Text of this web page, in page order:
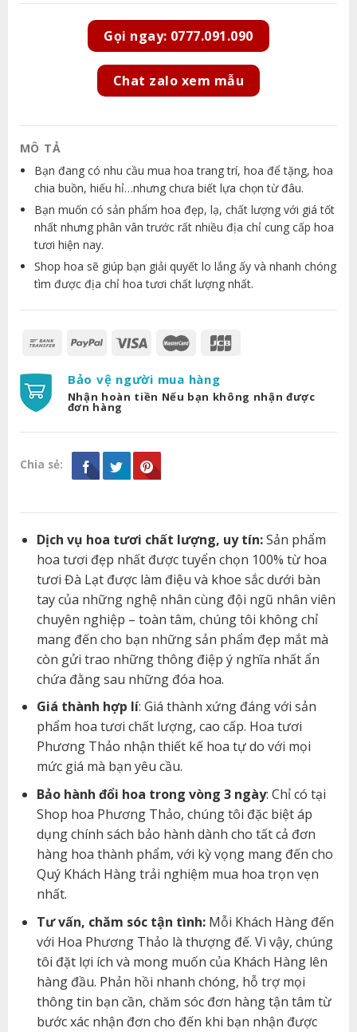
Gọi ngay: 0777.091.090
Chat zalo xem mẫu
MÔ TẢ
Bạn đang có nhu cầu mua hoa trang trí, hoa để tặng, hoa
chia buồn, hiếu hỉ…nhưng chưa biết lựa chọn từ đâu.
Bạn muốn có sản phẩm hoa đẹp, lạ, chất lượng với giá tốt
nhất nhưng phân vân trước rất nhiều địa chỉ cung cấp hoa
tươi hiện nay.
Shop hoa sẽ giúp bạn giải quyết lo lắng ấy và nhanh chóng
tìm được địa chỉ hoa tươi chất lượng nhất.
Bảo vệ người mua hàng
Nhận hoàn tiền Nếu bạn không nhận được
đơn hàng
Chia sẻ:
Dịch vụ hoa tươi chất lượng, uy tín:Sản phẩm
hoa tươi đẹp nhất được tuyển chọn 100% từ hoa
tươi Đà Lạt được làm điệu và khoe sắc dưới bàn
tay của những nghệ nhân cùng đội ngũ nhân viên
chuyên nghiệp – toàn tâm, chúng tôi không chỉ
mang đến cho bạn những sản phẩm đẹp mắt mà
còn gửi trao những thông điệp ý nghĩa nhất ẩn
chứa đằng sau những đóa hoa.
Giá thành hợp lí: Giá thành xứng đáng với sản
phẩm hoa tươi chất lượng, cao cấp. Hoa tươi
Phương Thảo nhận thiết kế hoa tự do với mọi
mức giá mà bạn yêu cầu.
Bảo hành đổi hoa trong vòng 3 ngày: Chỉ có tại
Shop hoa Phương Thảo, chúng tôi đặc biệt áp
dụng chính sách bảo hành dành cho tất cả đơn
hàng hoa thành phẩm, với kỳ vọng mang đến cho
Quý Khách Hàng trải nghiệm mua hoa trọn vẹn
nhất.
Tư vấn, chăm sóc tận tình:Mỗi Khách Hàng đến
với Hoa Phương Thảo là thượng đế. Vì vậy, chúng
tôi đặt lợi ích và mong muốn của Khách Hàng lên
hàng đầu. Phản hồi nhanh chóng, hỗ trợ mọi
thông tin bạn cần, chăm sóc đơn hàng tận tâm từ
bước xác nhận đơn cho đến khi bạn nhận được